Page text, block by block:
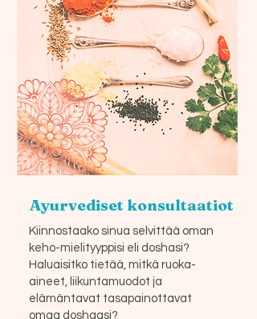
Ayurvediset konsultaatiot
Kiinnostaako sinua selvittää oman
keho-mielityyppisi eli doshasi?
Haluaisitko tietää, mitkä ruoka-
aineet, liikuntamuodot ja
elämäntavat tasapainottavat
omaa doshaasi?